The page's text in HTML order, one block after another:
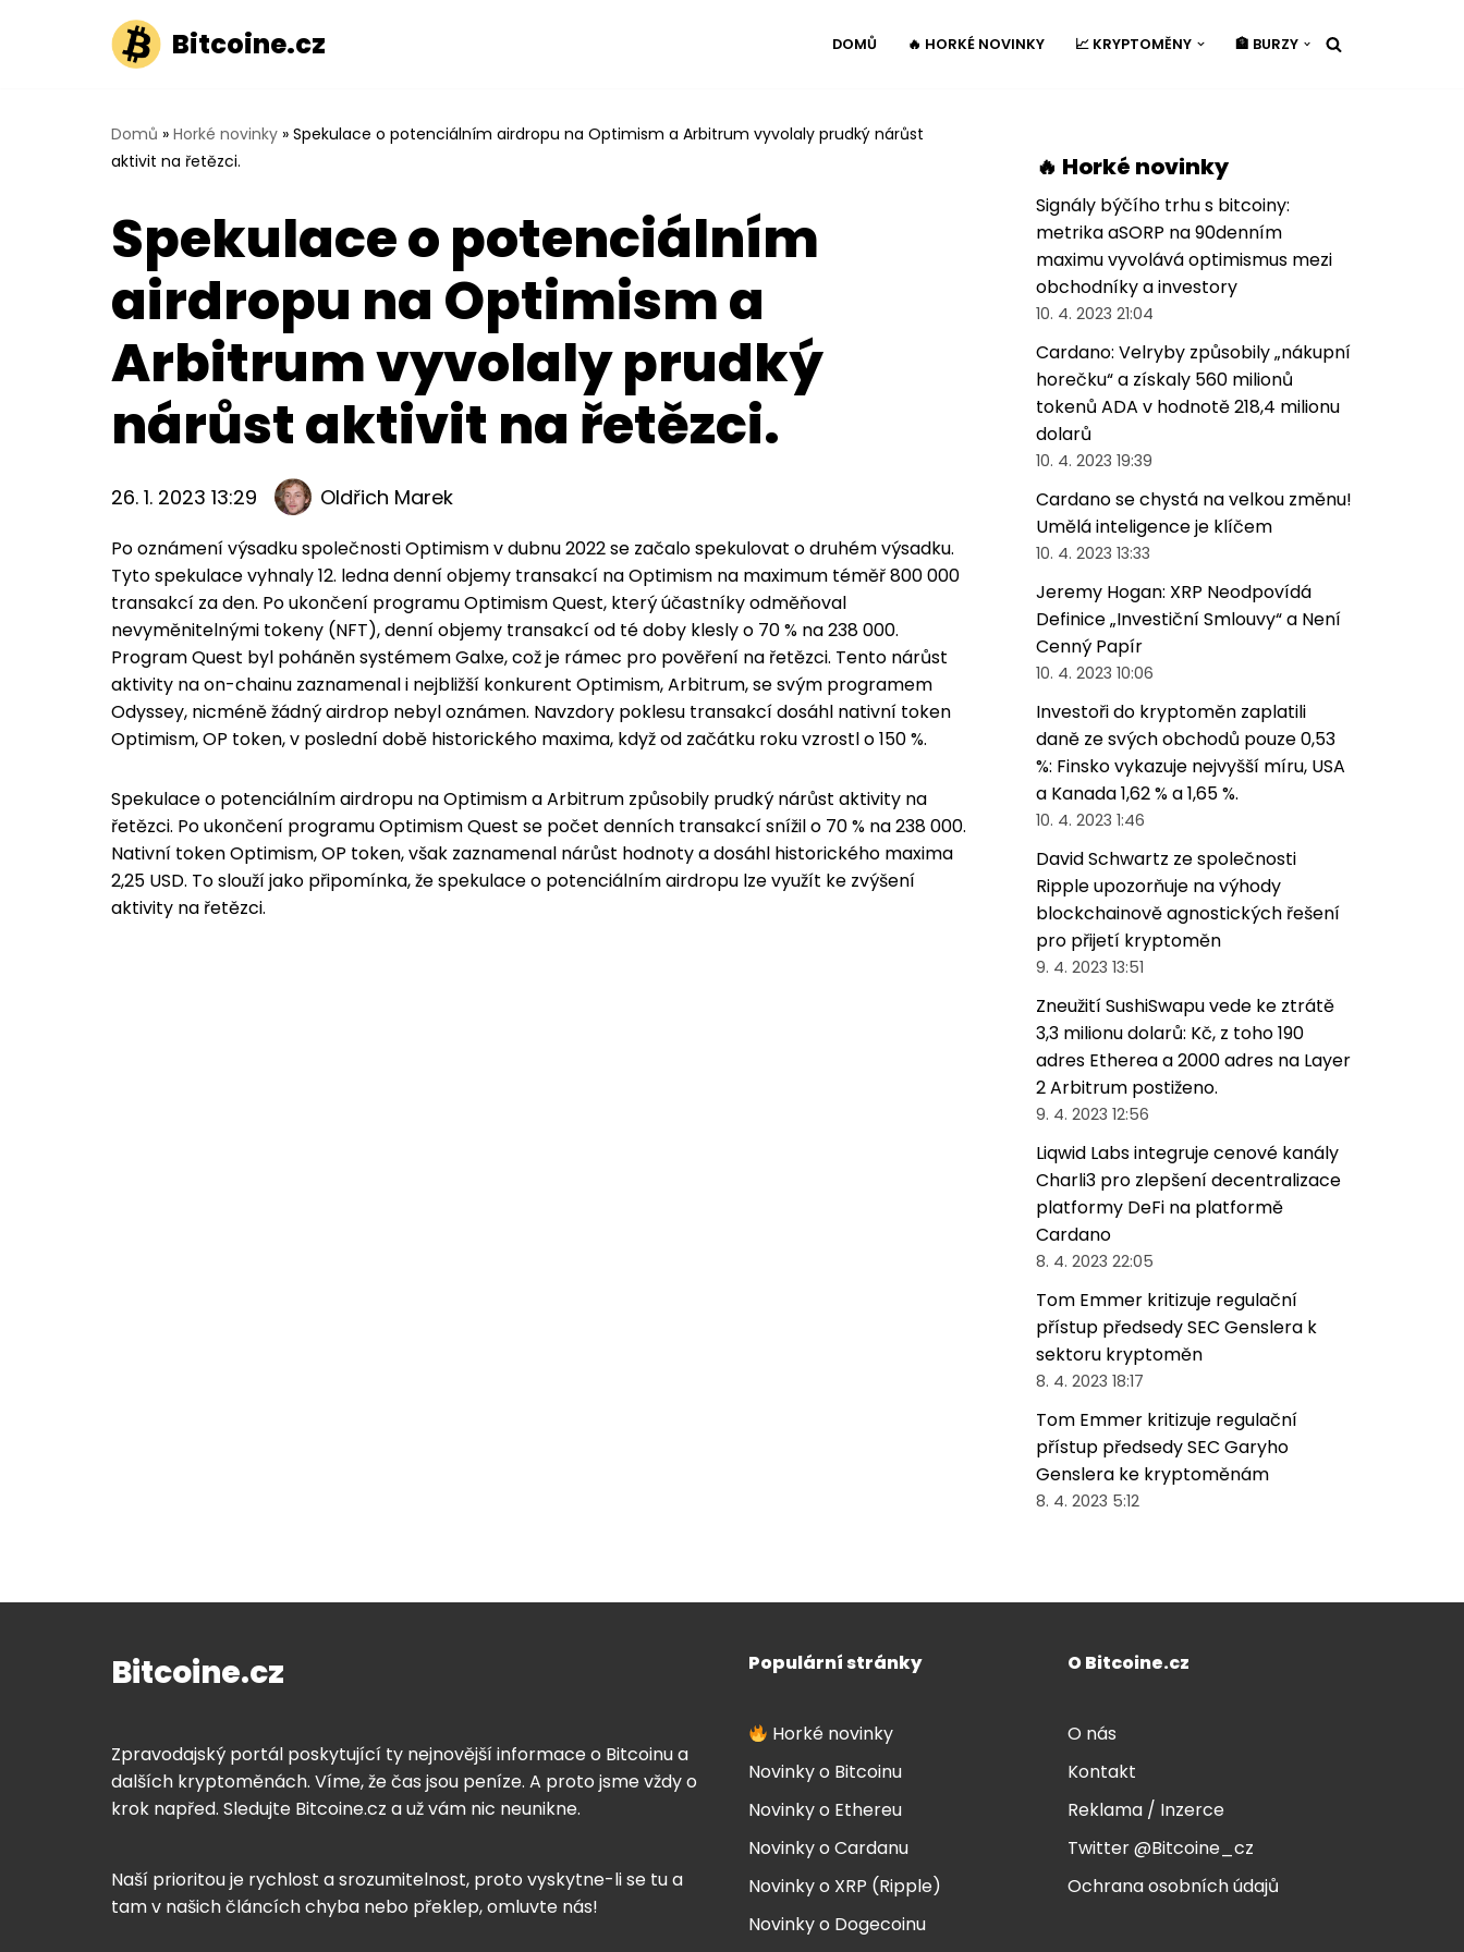
Bitcoine.cz DOMŮ 🔥 HORKÉ NOVINKY 📈 KRYPTOMĚNY 🏦 BURZY
Domů » Horké novinky » Spekulace o potenciálním airdropu na Optimism a Arbitrum vyvolaly prudký nárůst
aktivit na řetězci.
Spekulace o potenciálním
airdropu na Optimism a
Arbitrum vyvolaly prudký
nárůst aktivit na řetězci.
26. 1. 2023 13:29 Oldřich Marek
Po oznámení výsadku společnosti Optimism v dubnu 2022 se začalo spekulovat o druhém výsadku.
Tyto spekulace vyhnaly 12. ledna denní objemy transakcí na Optimism na maximum téměř 800 000
transakcí za den. Po ukončení programu Optimism Quest, který účastníky odměňoval
nevyměnitelnými tokeny (NFT), denní objemy transakcí od té doby klesly o 70 % na 238 000.
Program Quest byl poháněn systémem Galxe, což je rámec pro pověření na řetězci. Tento nárůst
aktivity na on-chainu zaznamenal i nejbližší konkurent Optimism, Arbitrum, se svým programem
Odyssey, nicméně žádný airdrop nebyl oznámen. Navzdory poklesu transakcí dosáhl nativní token
Optimism, OP token, v poslední době historického maxima, když od začátku roku vzrostl o 150 %.
Spekulace o potenciálním airdropu na Optimism a Arbitrum způsobily prudký nárůst aktivity na
řetězci. Po ukončení programu Optimism Quest se počet denních transakcí snížil o 70 % na 238 000.
Nativní token Optimism, OP token, však zaznamenal nárůst hodnoty a dosáhl historického maxima
2,25 USD. To slouží jako připomínka, že spekulace o potenciálním airdropu lze využít ke zvýšení
aktivity na řetězci.
🔥 Horké novinky
Signály býčího trhu s bitcoiny:
metrika aSORP na 90denním
maximu vyvolává optimismus mezi
obchodníky a investory
10. 4. 2023 21:04
Cardano: Velryby způsobily „nákupní
horečku“ a získaly 560 milionů
tokenů ADA v hodnotě 218,4 milionu
dolarů
10. 4. 2023 19:39
Cardano se chystá na velkou změnu!
Umělá inteligence je klíčem
10. 4. 2023 13:33
Jeremy Hogan: XRP Neodpovídá
Definice „Investiční Smlouvy“ a Není
Cenný Papír
10. 4. 2023 10:06
Investoři do kryptoměn zaplatili
daně ze svých obchodů pouze 0,53
%: Finsko vykazuje nejvyšší míru, USA
a Kanada 1,62 % a 1,65 %.
10. 4. 2023 1:46
David Schwartz ze společnosti
Ripple upozorňuje na výhody
blockchainově agnostických řešení
pro přijetí kryptoměn
9. 4. 2023 13:51
Zneužití SushiSwapu vede ke ztrátě
3,3 milionu dolarů: Kč, z toho 190
adres Etherea a 2000 adres na Layer
2 Arbitrum postiženo.
9. 4. 2023 12:56
Liqwid Labs integruje cenové kanály
Charli3 pro zlepšení decentralizace
platformy DeFi na platformě
Cardano
8. 4. 2023 22:05
Tom Emmer kritizuje regulační
přístup předsedy SEC Genslera k
sektoru kryptoměn
8. 4. 2023 18:17
Tom Emmer kritizuje regulační
přístup předsedy SEC Garyho
Genslera ke kryptoměnám
8. 4. 2023 5:12
Bitcoine.cz
Zpravodajský portál poskytující ty nejnovější informace o Bitcoinu a
dalších kryptoměnách. Víme, že čas jsou peníze. A proto jsme vždy o
krok napřed. Sledujte Bitcoine.cz a už vám nic neunikne.
Naší prioritou je rychlost a srozumitelnost, proto vyskytne-li se tu a
tam v našich článcích chyba nebo překlep, omluvte nás!
Populární stránky
Horké novinky
Novinky o Bitcoinu
Novinky o Ethereu
Novinky o Cardanu
Novinky o XRP (Ripple)
Novinky o Dogecoinu
O Bitcoine.cz
O nás
Kontakt
Reklama / Inzerce
Twitter @Bitcoine_cz
Ochrana osobních údajů